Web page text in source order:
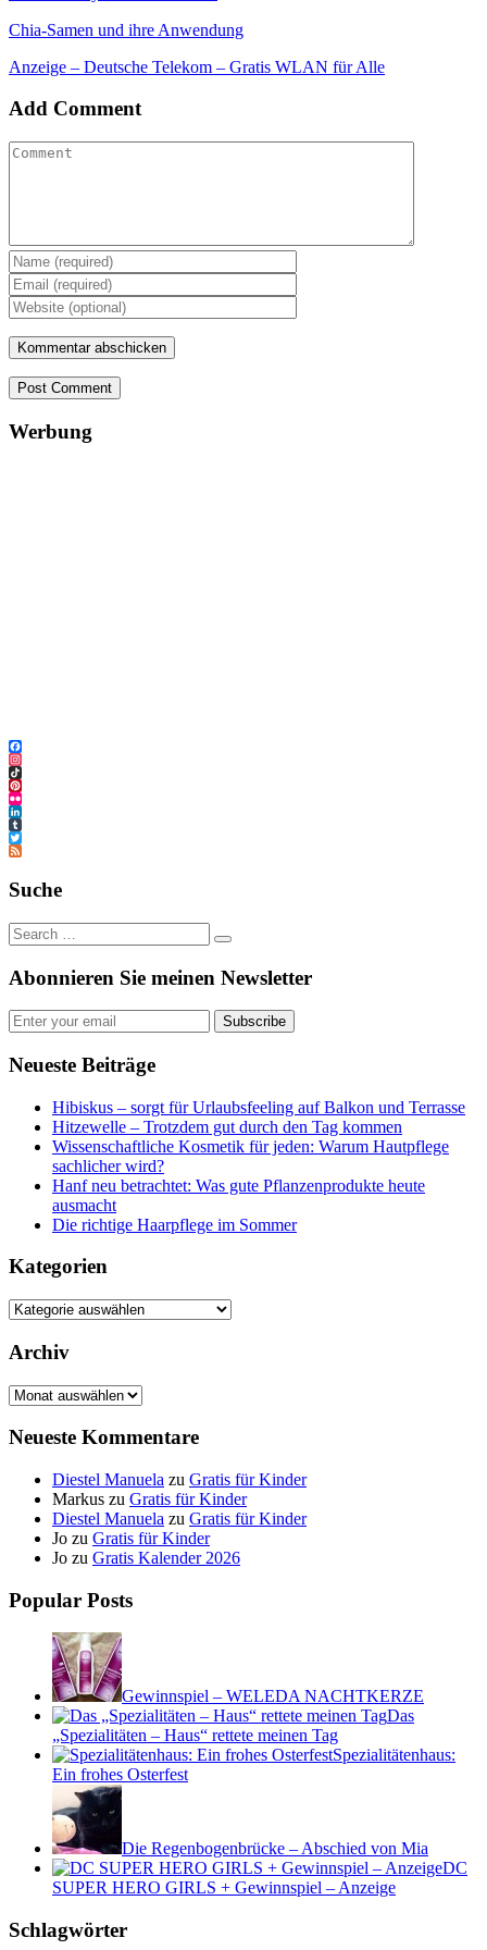
Chia-Samen und ihre Anwendung
Anzeige – Deutsche Telekom – Gratis WLAN für Alle
Add Comment
Post Comment
Werbung
Facebook
Instagram
TikTok
Pinterest
Flickr
LinkedIn
Tumblr
Twitter
Feed
Suche
Abonnieren Sie meinen Newsletter
Subscribe
Neueste Beiträge
Hibiskus – sorgt für Urlaubsfeeling auf Balkon und Terrasse
Hitzewelle – Trotzdem gut durch den Tag kommen
Wissenschaftliche Kosmetik für jeden: Warum Hautpflege
sachlicher wird?
Hanf neu betrachtet: Was gute Pflanzenprodukte heute
ausmacht
Die richtige Haarpflege im Sommer
Kategorien
Kategorien
Archiv
Archiv
Neueste Kommentare
Diestel Manuela zu Gratis für Kinder
Markus zu Gratis für Kinder
Diestel Manuela zu Gratis für Kinder
Jo zu Gratis für Kinder
Jo zu Gratis Kalender 2026
Popular Posts
Gewinnspiel – WELEDA NACHTKERZE
Das
„Spezialitäten – Haus“ rettete meinen Tag
Spezialitätenhaus:
Ein frohes Osterfest
Die Regenbogenbrücke – Abschied von Mia
DC
SUPER HERO GIRLS + Gewinnspiel – Anzeige
Schlagwörter